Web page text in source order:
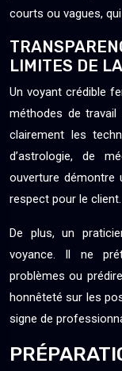
courts ou vagues,
LIMITES DE
Un voyant crédible
méthodes de
clairement les
d’astrologie, de
ouverture démontre
respect pour le client.
De plus, un
voyance. Il ne
problèmes ou
honnêteté sur les
signe de